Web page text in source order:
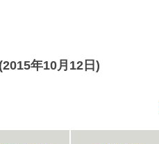
(2015年10月12日)